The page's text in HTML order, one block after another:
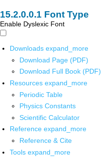
Font Type
Enable Dyslexic Font
Downloads expand_more
Download Page (PDF)
Download Full Book (PDF)
Resources expand_more
Periodic Table
Physics Constants
Scientific Calculator
Reference expand_more
Reference & Cite
Tools expand_more